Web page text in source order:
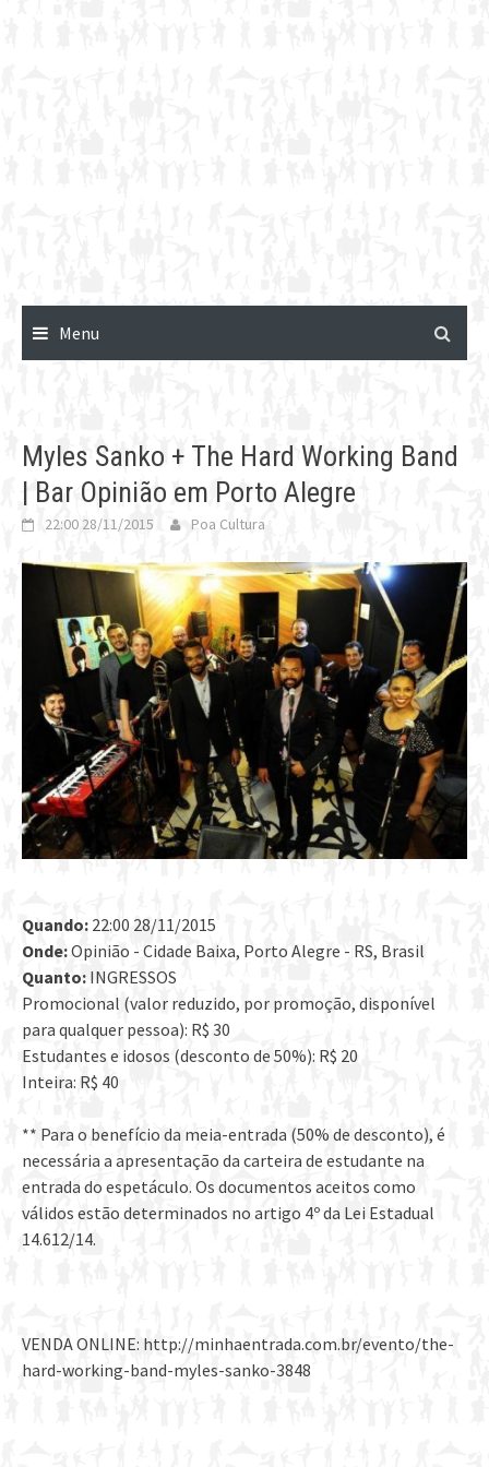
Menu
Myles Sanko + The Hard Working Band
| Bar Opinião em Porto Alegre
22:00 28/11/2015 Poa Cultura
Quando: 22:00 28/11/2015
Onde:Opinião - Cidade Baixa, Porto Alegre - RS, Brasil
Quanto: INGRESSOS
Promocional (valor reduzido, por promoção, disponível
para qualquer pessoa): R$ 30
Estudantes e idosos (desconto de 50%): R$ 20
Inteira: R$ 40
** Para o benefício da meia-entrada (50% de desconto), é
necessária a apresentação da carteira de estudante na
entrada do espetáculo. Os documentos aceitos como
válidos estão determinados no artigo 4º da Lei Estadual
14.612/14.
VENDA ONLINE: http://minhaentrada.com.br/evento/the-
hard-working-band-myles-sanko-3848